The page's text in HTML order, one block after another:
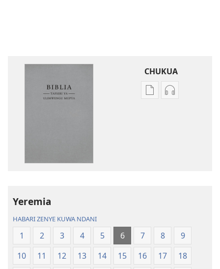
CHUKUA
Njia
(Yenye
Ilirekebishwa
ya
2018)
Njia
(Yenye
Ilirekebishwa
ya
2018)
Yeremia
HABARI ZENYE KUWA NDANI
1 2 3 4 5 6 7 8
9
10
11 12 13 14 15 16 17
18